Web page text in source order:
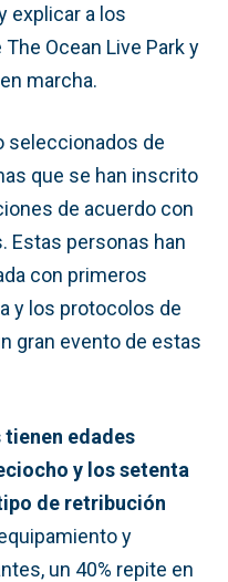
explicar a los
Ocean Live Park y
marcha.
seleccionados de
que se han inscrito
de acuerdo con
Estas personas han
con primeros
y los protocolos de
gran evento de estas
edades
y los setenta
de retribución
y
un 40% repite en